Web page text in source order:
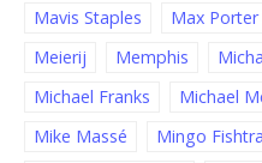
Mavis Staples
Max Porter
Meierij
Memphis
Michael Franks
Michael
Mike Massé
Mingo